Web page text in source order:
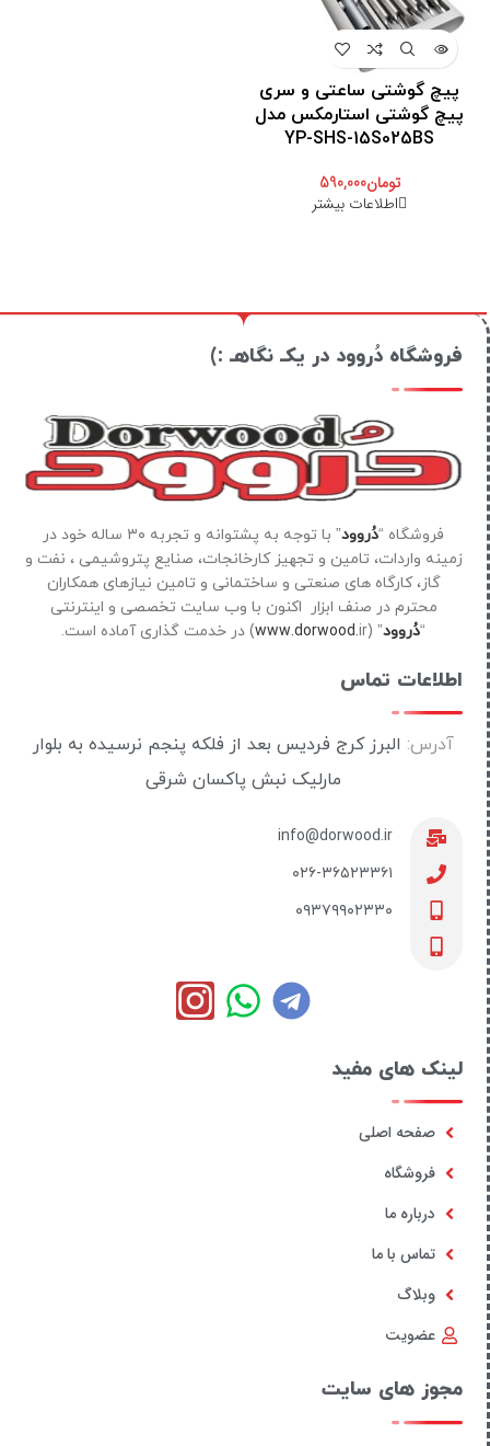
پیچ گوشتی ساعتی و سری
پیچ گوشتی استارمکس مدل
YP-SHS-15S025BS
تومان590,000
اطلاعات بیشتر
فروشگاه دُروود در یکـ نگاهـ :)
فروشگاه “دُروود
” با توجه به پشتوانه و تجربه ۳۰ ساله خود در
زمینه واردات، تامین و تجهیز کارخانجات، صنایع پتروشیمی ، نفت و
گاز، کارگاه های صنعتی و ساختمانی و تامین نیازهای همکاران
محترم در صنف ابزار اکنون با وب سایت تخصصی و اینترنتی
“دُروود” (
www.dorwood.ir) در خدمت گذاری آماده است.
اطلاعات تماس
آدرس: البرز کرج فردیس بعد از فلکه پنجم نرسیده به بلوار
مارلیک نبش پاکسان شرقی
info@dorwood.ir
۰۲۶-۳۶۵۲۳۳۶۱
۰۹۳۷۹۹۰۲۳۳۰
لینک های مفید
صفحه اصلی
فروشگاه
درباره ما
تماس با ما
وبلاگ
عضویت
مجوز های سایت